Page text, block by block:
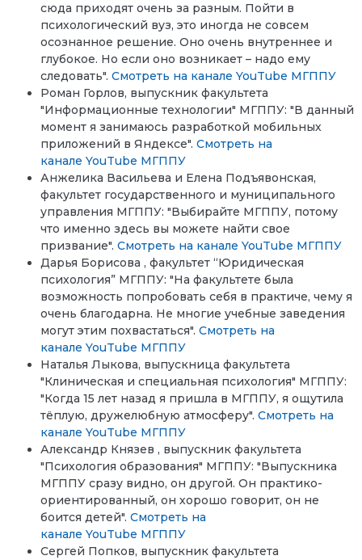
сюда приходят очень за разным. Пойти в
психологический вуз, это иногда не совсем
осознанное решение. Оно очень внутреннее и
глубокое. Но если оно возникает – надо ему
следовать". Смотреть на канале YouTube МГППУ
Роман Горлов, выпускник факультета
"Информационные технологии" МГППУ: "В данный
момент я занимаюсь разработкой мобильных
приложений в Яндексе". Смотреть на
канале YouTube МГППУ
Анжелика Васильева и Елена Подъявонская,
факультет государственного и муниципального
управления МГППУ: "Выбирайте МГППУ, потому
что именно здесь вы можете найти свое
призвание". Смотреть на канале YouTube МГППУ
Дарья Борисова , факультет “Юридическая
психология” МГППУ: "На факультете была
возможность попробовать себя в практиче, чему я
очень благодарна. Не многие учебные заведения
могут этим похвастаться". Смотреть на
канале YouTube МГППУ
Наталья Лыкова, выпускница факультета
"Клиническая и специальная психология" МГППУ:
"Когда 15 лет назад я пришла в МГППУ, я ощутила
тёплую, дружелюбную атмосферу". Смотреть на
канале YouTube МГППУ
Александр Князев , выпускник факультета
"Психология образования" МГППУ: "Выпускника
МГППУ сразу видно, он другой. Он практико-
ориентированный, он хорошо говорит, он не
боится детей". Смотреть на
канале YouTube МГППУ
Сергей Попков, выпускник факультета